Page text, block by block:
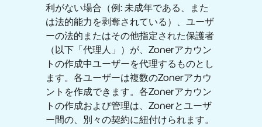
利がない場合（例: 未成年である、また
は法的能力を剥奪されている）、ユーザ
ーの法的またはその他指定された保護者
（以下「代理人」）が、Zonerアカウン
トの作成中ユーザーを代理するものとし
ます。各ユーザーは複数のZonerアカウ
ントを作成できます。各Zonerアカウン
トの作成および管理は、Zonerとユーザ
ー間の、別々の契約に紐付けられます。